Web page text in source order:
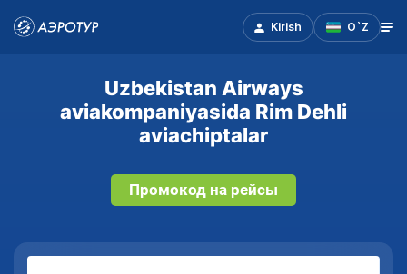
Kirish O`Z
Uzbekistan Airways
aviakompaniyasida Rim Dehli
aviachiptalar
Промокод на рейсы